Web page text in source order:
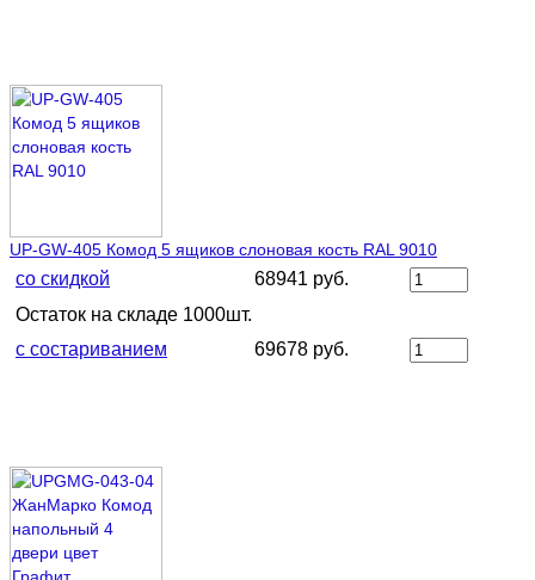
UP-GW-405 Комод 5 ящиков слоновая кость RAL 9010
со скидкой
68941 руб.
Остаток на складе 1000шт.
с состариванием
69678 руб.